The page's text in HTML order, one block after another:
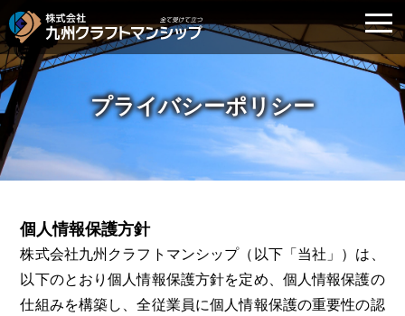
プライバシーポリシー
個人情報保護方針
株式会社九州クラフトマンシップ（以下「当社」）は、
以下のとおり個人情報保護方針を定め、個人情報保護の
仕組みを構築し、全従業員に個人情報保護の重要性の認